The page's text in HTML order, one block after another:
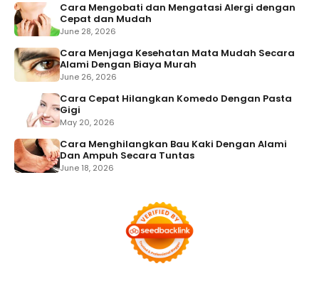
Cara Mengobati dan Mengatasi Alergi dengan
Cepat dan Mudah
June 28, 2026
Cara Menjaga Kesehatan Mata Mudah Secara
Alami Dengan Biaya Murah
June 26, 2026
Cara Cepat Hilangkan Komedo Dengan Pasta
Gigi
May 20, 2026
Cara Menghilangkan Bau Kaki Dengan Alami
Dan Ampuh Secara Tuntas
June 18, 2026